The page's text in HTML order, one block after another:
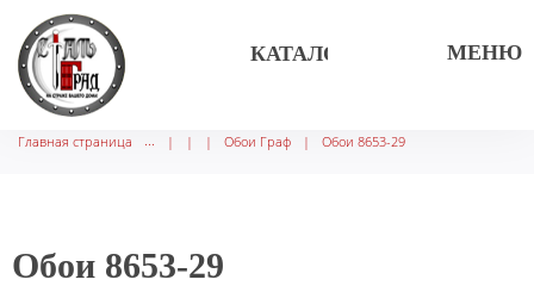
КАТАЛОГ ТОВАРОВМЕНЮ
Главная страница | | | Обои Граф | Обои 8653-29
Обои 8653-29